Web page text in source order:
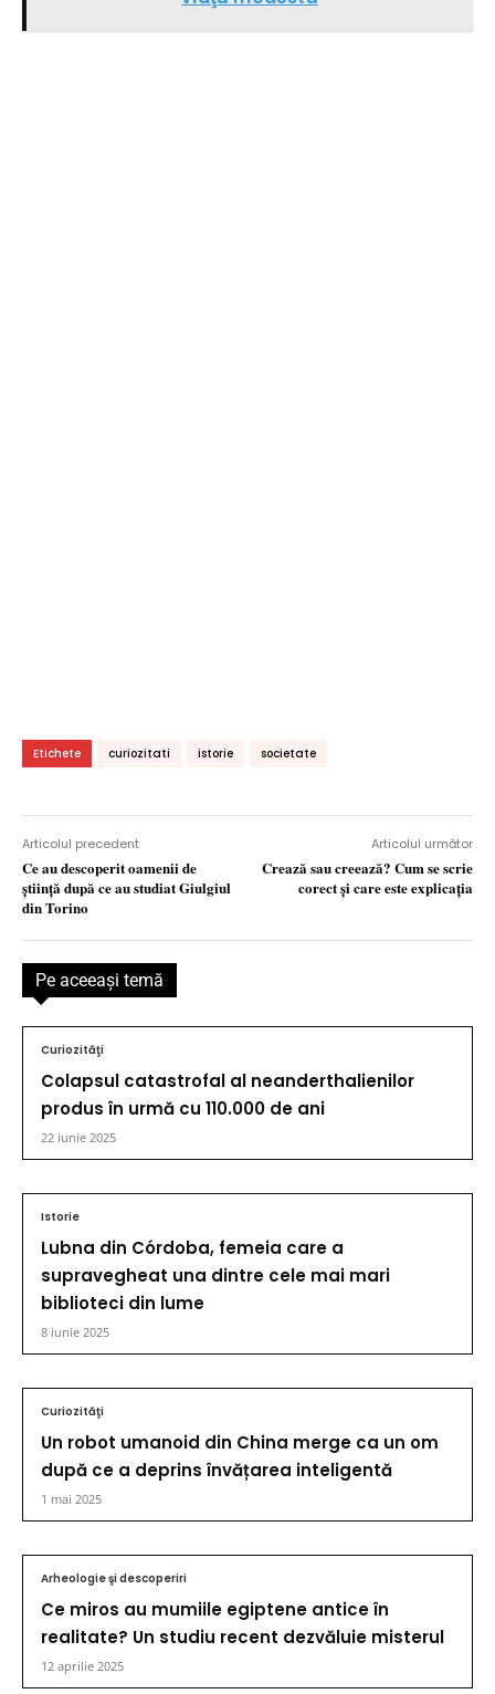
Etichete curiozitati istorie societate
Articolul precedent
Ce au descoperit oamenii de
ştiinţă după ce au studiat Giulgiul
din Torino
Articolul următor
Crează sau creează? Cum se scrie
corect şi care este explicaţia
Pe aceeaşi temă
Curiozităţi
Colapsul catastrofal al neanderthalienilor
produs în urmă cu 110.000 de ani
22 iunie 2025
Istorie
Lubna din Córdoba, femeia care a
supravegheat una dintre cele mai mari
biblioteci din lume
8 iunie 2025
Curiozităţi
Un robot umanoid din China merge ca un om
după ce a deprins învățarea inteligentă
1 mai 2025
Arheologie şi descoperiri
Ce miros au mumiile egiptene antice în
realitate? Un studiu recent dezvăluie misterul
12 aprilie 2025